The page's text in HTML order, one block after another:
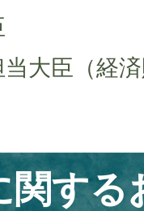
大臣（経
関する